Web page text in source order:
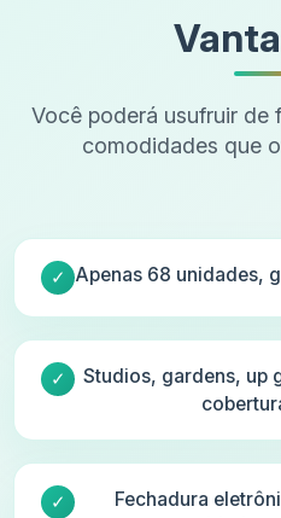
Você poderá usufruir de
comodidades que
Apenas 68 unidades,
Studios, gardens, up
Fechadura